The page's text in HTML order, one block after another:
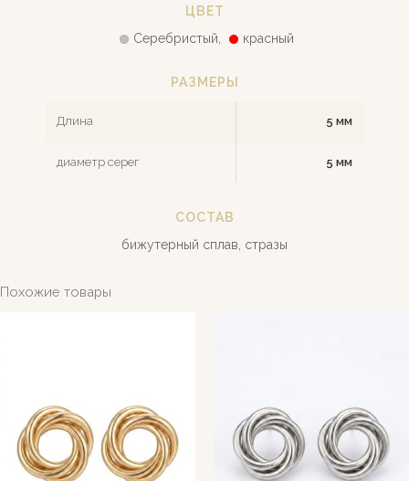
ЦВЕТ
Серебристый,
красный
РАЗМЕРЫ
Длина 5 мм
диаметр серег 5 мм
СОСТАВ
бижутерный сплав, стразы
Похожие товары